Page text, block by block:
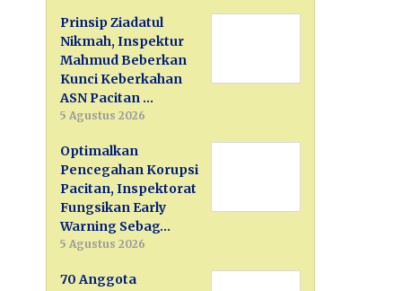
Prinsip Ziadatul
Nikmah, Inspektur
Mahmud Beberkan
Kunci Keberkahan
ASN Pacitan …
5 Agustus 2026
Optimalkan
Pencegahan Korupsi
Pacitan, Inspektorat
Fungsikan Early
Warning Sebag…
5 Agustus 2026
70 Anggota